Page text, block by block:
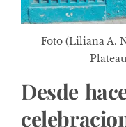
Foto (Liliana A.
Desde